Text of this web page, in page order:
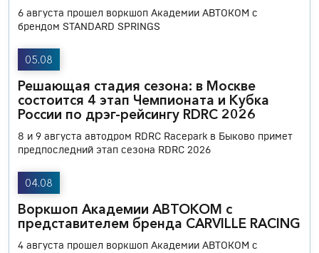
6 августа прошел воркшоп Академии АВТОКОМ с
брендом STANDARD SPRINGS
05.08
Решающая стадия сезона: в Москве
состоится 4 этап Чемпионата и Кубка
России по дрэг-рейсингу RDRC 2026
8 и 9 августа автодром RDRC Racepark в Быково примет
предпоследний этап сезона RDRC 2026
04.08
Воркшоп Академии АВТОКОМ с
представителем бренда CARVILLE RACING
4 августа прошел воркшоп Академии АВТОКОМ с